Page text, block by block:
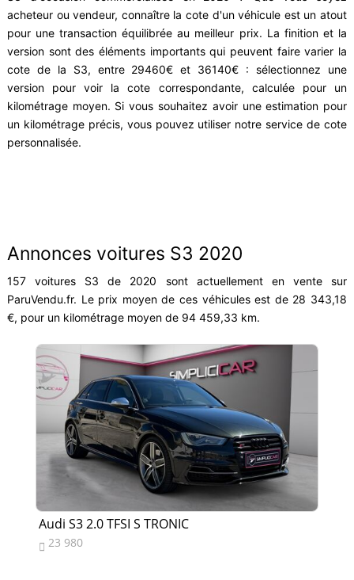
acheteur ou vendeur, connaître la cote d'un véhicule est un atout
pour une transaction équilibrée au meilleur prix. La finition et la
version sont des éléments importants qui peuvent faire varier la
cote de la S3, entre 29460€ et 36140€ : sélectionnez une
version pour voir la cote correspondante, calculée pour un
kilométrage moyen. Si vous souhaitez avoir une estimation pour
un kilométrage précis, vous pouvez utiliser notre service de cote
personnalisée.
Annonces voitures S3 2020
157 voitures S3 de 2020 sont actuellement en vente sur
ParuVendu.fr. Le prix moyen de ces véhicules est de 28 343,18
€, pour un kilométrage moyen de 94 459,33 km.
Audi S3 2.0 TFSI S TRONIC
 23 980